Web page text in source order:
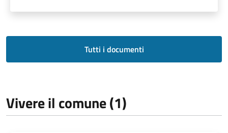
Tutti i documenti
Vivere il comune (1)